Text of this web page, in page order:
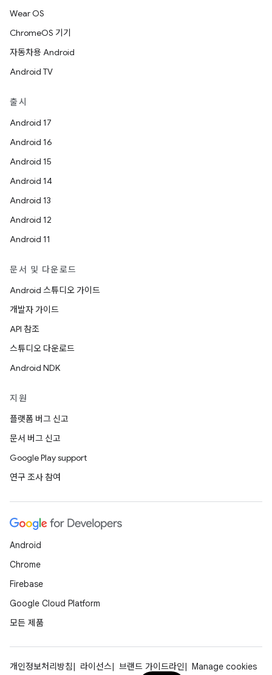
Wear OS
ChromeOS 기기
자동차용 Android
Android TV
출시
Android 17
Android 16
Android 15
Android 14
Android 13
Android 12
Android 11
문서 및 다운로드
Android 스튜디오 가이드
개발자 가이드
API 참조
스튜디오 다운로드
Android NDK
지원
플랫폼 버그 신고
문서 버그 신고
Google Play support
연구 조사 참여
Android
Chrome
Firebase
Google Cloud Platform
모든 제품
개인정보처리방침 라이선스 브랜드 가이드라인 Manage cookies